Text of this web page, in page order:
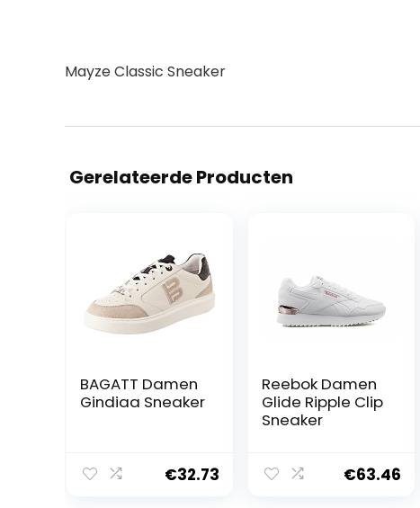
Mayze Classic Sneaker
Gerelateerde Producten
BAGATT Damen
Gindiaa Sneaker
€32.73
Reebok Damen
Glide Ripple Clip
Sneaker
€63.46